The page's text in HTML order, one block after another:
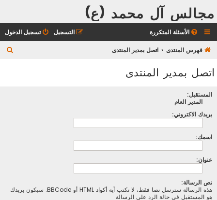
مجالس آل محمد (ع)
الأسئلة المتكررة تسجيل الدخول التسجيل
فهرس المنتدى اتصل بمدير المنتدى
اتصل بمدير المنتدى
المستقبل:
المدير العام
بريدك الاكتروني:
اسمك:
عنوان:
نص الرسالة:
هذه الرسالة سترسل نصا فقط، لا تكتب أية أكواد HTML أو BBCode. سيكون بريدك
هو المستقبل في حالة الرد على الرسالة